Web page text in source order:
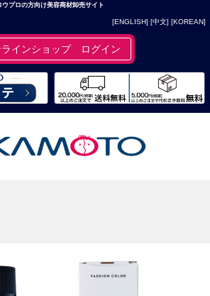
プロの方向け美容商材卸売サイト
[ENGLISH] [中文] [KOREAN]
ラインショップ ログイン